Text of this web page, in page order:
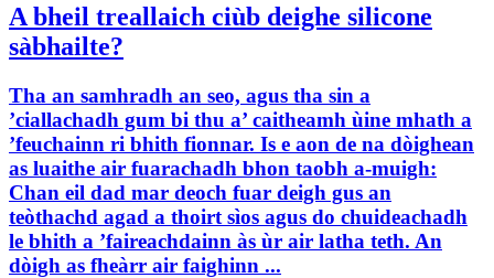
A bheil treallaich ciùb deighe silicone
sàbhailte?
Tha an samhradh an seo, agus tha sin a
’ciallachadh gum bi thu a’ caitheamh ùine mhath a
’feuchainn ri bhith fionnar. Is e aon de na dòighean
as luaithe air fuarachadh bhon taobh a-muigh:
Chan eil dad mar deoch fuar deigh gus an
teòthachd agad a thoirt sìos agus do chuideachadh
le bhith a ’faireachdainn às ùr air latha teth. An
dòigh as fheàrr air faighinn ...